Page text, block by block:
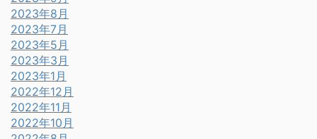
2023年8月
2023年7月
2023年5月
2023年3月
2023年1月
2022年12月
2022年11月
2022年10月